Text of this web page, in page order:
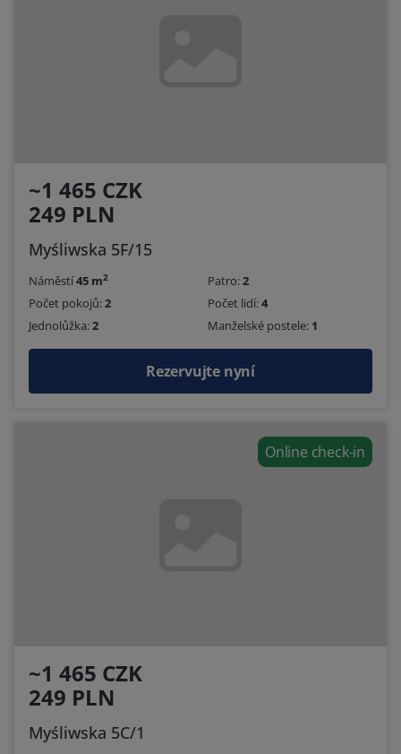
~1 465 CZK
249 PLN
Myśliwska 5F/15
Náměstí45 m2 Patro:2
Počet pokojů:2 Počet lidí:4
Jednolůžka:2 Manželské postele: 1
Rezervujte nyní
Online check-in
~1 465 CZK
249 PLN
Myśliwska 5C/1